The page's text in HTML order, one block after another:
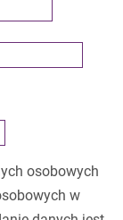
osobowych
w